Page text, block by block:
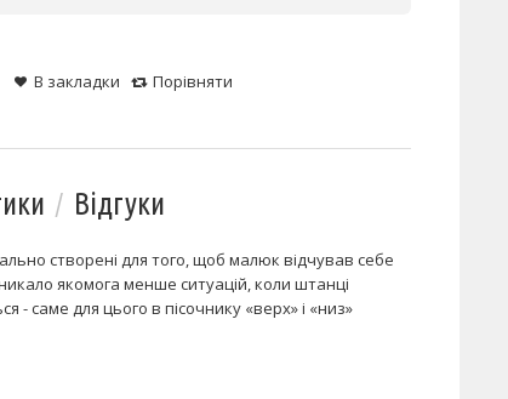
В закладки Порівняти
Відгуки
створені для того, щоб малюк відчував себе
якомога менше ситуацій, коли штанці
саме для цього в пісочнику «верх» і «низ»